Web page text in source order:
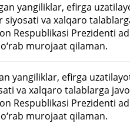
yangiliklar, efirga
va xalqaro
Respublikasi Prezidenti
murojaat qilaman.
yangiliklar, efirga
va xalqaro talablarga
Respublikasi Prezidenti
murojaat qilaman.